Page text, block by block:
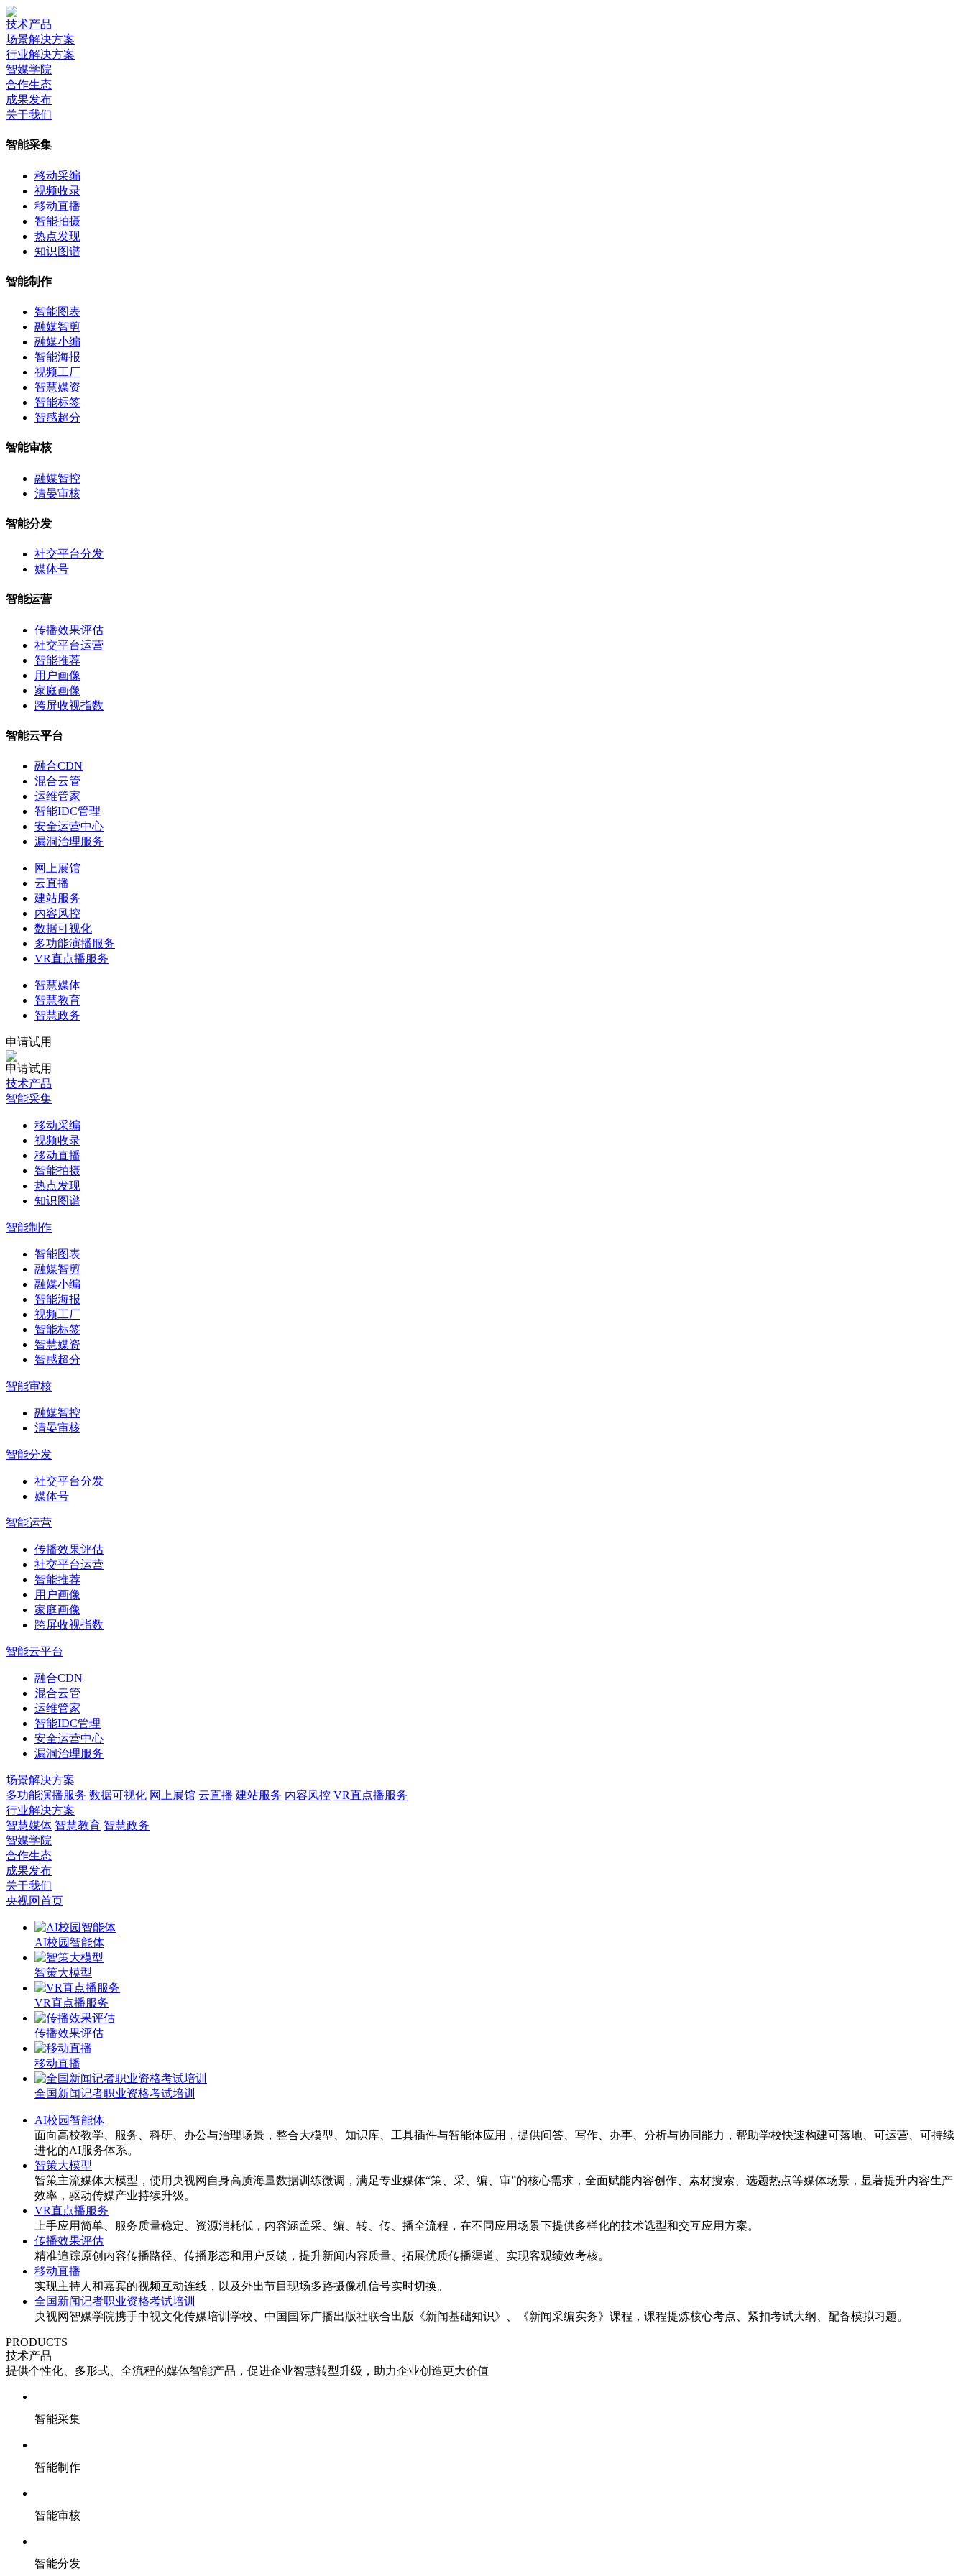
技术产品
场景解决方案
行业解决方案
智媒学院
合作生态
成果发布
关于我们
智能采集
移动采编
视频收录
移动直播
智能拍摄
热点发现
知识图谱
智能制作
智能图表
融媒智剪
融媒小编
智能海报
视频工厂
智慧媒资
智能标签
智感超分
智能审核
融媒智控
清晏审核
智能分发
社交平台分发
媒体号
智能运营
传播效果评估
社交平台运营
智能推荐
用户画像
家庭画像
跨屏收视指数
智能云平台
融合CDN
混合云管
运维管家
智能IDC管理
安全运营中心
漏洞治理服务
网上展馆
云直播
建站服务
内容风控
数据可视化
多功能演播服务
VR直点播服务
智慧媒体
智慧教育
智慧政务
申请试用
申请试用
技术产品
智能采集
移动采编
视频收录
移动直播
智能拍摄
热点发现
知识图谱
智能制作
智能图表
融媒智剪
融媒小编
智能海报
视频工厂
智能标签
智慧媒资
智感超分
智能审核
融媒智控
清晏审核
智能分发
社交平台分发
媒体号
智能运营
传播效果评估
社交平台运营
智能推荐
用户画像
家庭画像
跨屏收视指数
智能云平台
融合CDN
混合云管
运维管家
智能IDC管理
安全运营中心
漏洞治理服务
场景解决方案
多功能演播服务 数据可视化 网上展馆 云直播 建站服务 内容风控 VR直点播服务
行业解决方案
智慧媒体 智慧教育 智慧政务
智媒学院
合作生态
成果发布
关于我们
央视网首页
AI校园智能体
智策大模型
VR直点播服务
传播效果评估
移动直播
全国新闻记者职业资格考试培训
AI校园智能体
面向高校教学、服务、科研、办公与治理场景，整合大模型、知识库、工具插件与智能体应用，提供问答、写作、办事、分析与协同能力，帮助学校快速构建可落地、可运营、可持续
进化的AI服务体系。
智策大模型
智策主流媒体大模型，使用央视网自身高质海量数据训练微调，满足专业媒体“策、采、编、审”的核心需求，全面赋能内容创作、素材搜索、选题热点等媒体场景，显著提升内容生产
效率，驱动传媒产业持续升级。
VR直点播服务
上手应用简单、服务质量稳定、资源消耗低，内容涵盖采、编、转、传、播全流程，在不同应用场景下提供多样化的技术选型和交互应用方案。
传播效果评估
精准追踪原创内容传播路径、传播形态和用户反馈，提升新闻内容质量、拓展优质传播渠道、实现客观绩效考核。
移动直播
实现主持人和嘉宾的视频互动连线，以及外出节目现场多路摄像机信号实时切换。
全国新闻记者职业资格考试培训
央视网智媒学院携手中视文化传媒培训学校、中国国际广播出版社联合出版《新闻基础知识》、《新闻采编实务》课程，课程提炼核心考点、紧扣考试大纲、配备模拟习题。
PRODUCTS
技术产品
提供个性化、多形式、全流程的媒体智能产品，促进企业智慧转型升级，助力企业创造更大价值
智能采集
智能制作
智能审核
智能分发